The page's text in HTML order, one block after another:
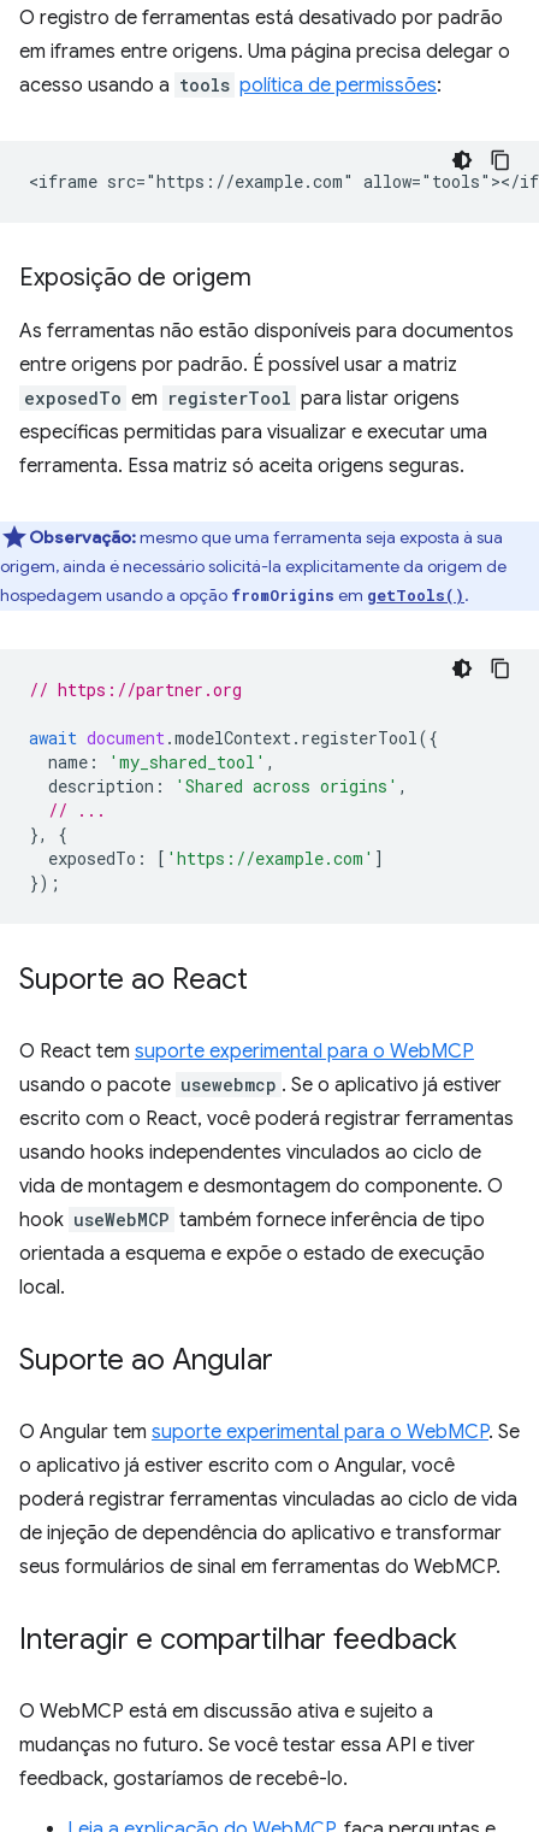
O registro de ferramentas está desativado por padrão
em iframes entre origens. Uma página precisa delegar o
acesso usando a tools política de permissões:
Exposição de origem
As ferramentas não estão disponíveis para documentos
entre origens por padrão. É possível usar a matriz
exposedTo em registerTool para listar origens
específicas permitidas para visualizar e executar uma
ferramenta. Essa matriz só aceita origens seguras.
Observação:mesmo que uma ferramenta seja exposta à sua
origem, ainda é necessário solicitá-la explicitamente da origem de
hospedagem usando a opção fromOrigins em getTools().
// https://partner.org
await document.modelContext. registerTool({
name : 'my_shared_tool' ,
description : 'Shared across origins' ,
// ...
},
{
exposedTo : [ 'https://example.com' ]
});
Suporte ao React
O React tem suporte experimental para o WebMCP
usando o pacote usewebmcp . Se o aplicativo já estiver
escrito com o React, você poderá registrar ferramentas
usando hooks independentes vinculados ao ciclo de
vida de montagem e desmontagem do componente. O
hook useWebMCP também fornece inferência de tipo
orientada a esquema e expõe o estado de execução
local.
Suporte ao Angular
O Angular tem suporte experimental para o WebMCP. Se
o aplicativo já estiver escrito com o Angular, você
poderá registrar ferramentas vinculadas ao ciclo de vida
de injeção de dependência do aplicativo e transformar
seus formulários de sinal em ferramentas do WebMCP.
Interagir e compartilhar feedback
O WebMCP está em discussão ativa e sujeito a
mudanças no futuro. Se você testar essa API e tiver
feedback, gostaríamos de recebê-lo.